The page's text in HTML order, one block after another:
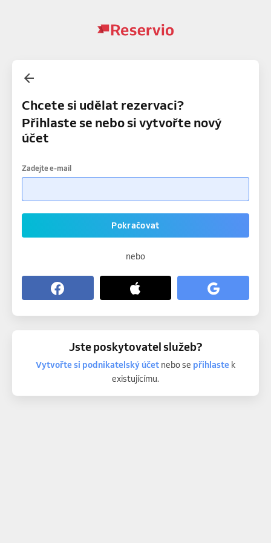
Chcete si udělat rezervaci?
Přihlaste se nebo si vytvořte nový
účet
Zadejte e-mail
Pokračovat
nebo
Jste poskytovatel služeb?
Vytvořte si podnikatelský účetnebo se přihlastek
existujícímu.